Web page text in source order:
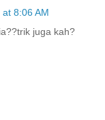
8:06 AM
juga kah?